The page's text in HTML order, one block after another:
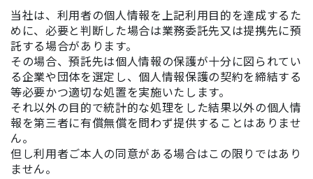
当社は、利用者の個人情報を上記利用目的を達成するた
めに、必要と判断した場合は業務委託先又は提携先に預
託する場合があります。
その場合、預託先は個人情報の保護が十分に図られてい
る企業や団体を選定し、個人情報保護の契約を締結する
等必要かつ適切な処置を実施いたします。
それ以外の目的で統計的な処理をした結果以外の個人情
報を第三者に有償無償を問わず提供することはありませ
ん。
但し利用者ご本人の同意がある場合はこの限りではあり
ません。